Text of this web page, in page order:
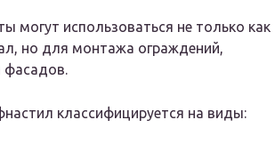
могут использоваться не только как
но для монтажа ограждений,
фасадов.
классифицируется на виды: